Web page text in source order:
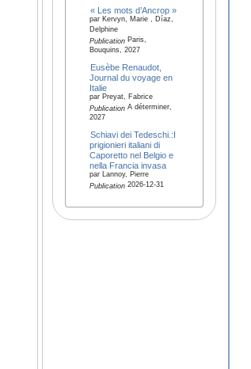
« Les mots d’Ancrop »
par Kervyn, Marie , Díaz,
Delphine
PublicationParis,
Bouquins, 2027
Eusèbe Renaudot,
Journal du voyage en
Italie
par Preyat, Fabrice
PublicationA déterminer,
2027
Schiavi dei Tedeschi.:I
prigionieri italiani di
Caporetto nel Belgio e
nella Francia invasa
par Lannoy, Pierre
Publication2026-12-31